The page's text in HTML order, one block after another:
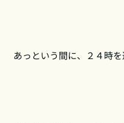
あっという間に、２４時